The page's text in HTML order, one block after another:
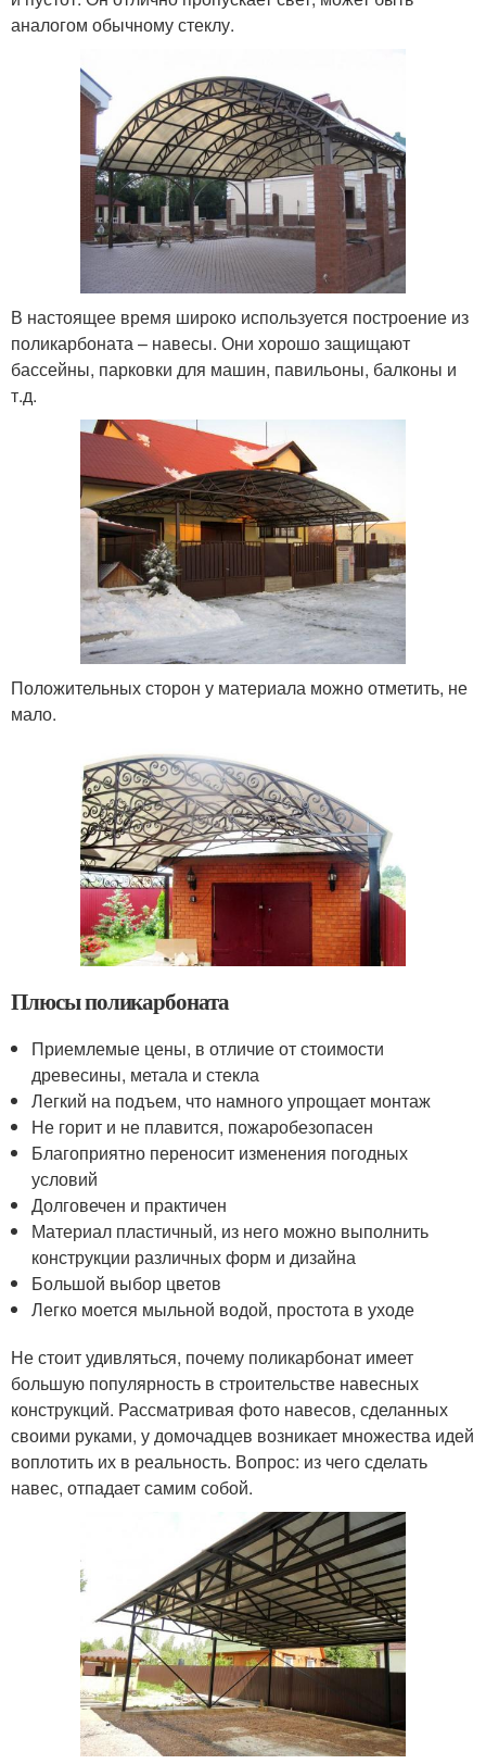
аналогом обычному стеклу.
В настоящее время широко используется построение из
поликарбоната – навесы. Они хорошо защищают
бассейны, парковки для машин, павильоны, балконы и
т.д.
Положительных сторон у материала можно отметить, не
мало.
Плюсы поликарбоната
Приемлемые цены, в отличие от стоимости
древесины, метала и стекла
Легкий на подъем, что намного упрощает монтаж
Не горит и не плавится, пожаробезопасен
Благоприятно переносит изменения погодных
условий
Долговечен и практичен
Материал пластичный, из него можно выполнить
конструкции различных форм и дизайна
Большой выбор цветов
Легко моется мыльной водой, простота в уходе
Не стоит удивляться, почему поликарбонат имеет
большую популярность в строительстве навесных
конструкций. Рассматривая фото навесов, сделанных
своими руками, у домочадцев возникает множества идей
воплотить их в реальность. Вопрос: из чего сделать
навес, отпадает самим собой.